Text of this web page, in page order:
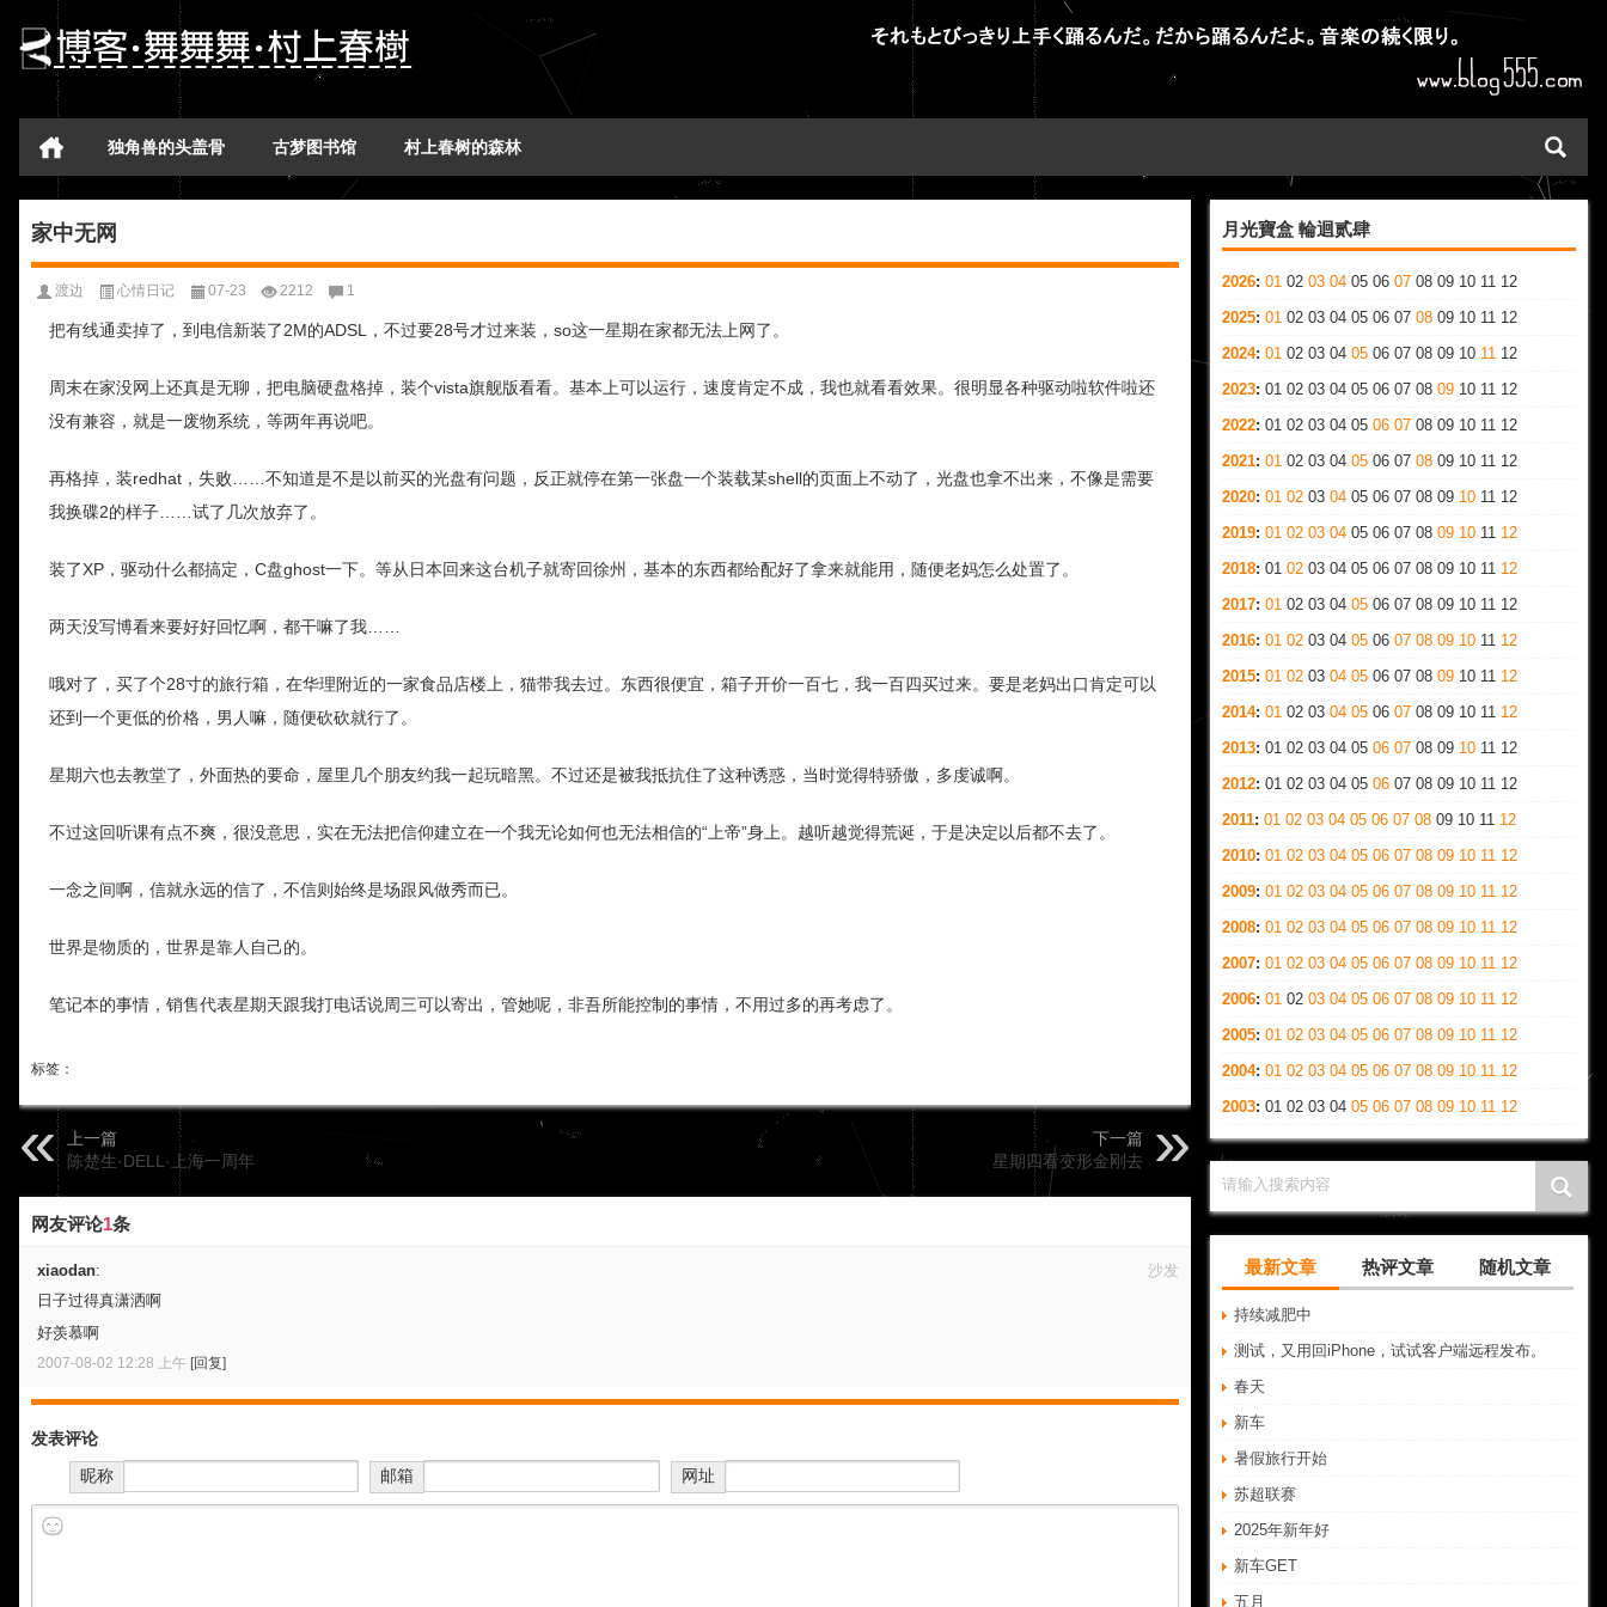
独角兽的头盖骨 古梦图书馆 村上春树的森林
月光寶盒 輪迴贰肆
2026: 01 02 03 04 05 06 07 08 09 10 11 12
2025: 01 02 03 04 05 06 07 08 09 10 11 12
2024: 01 02 03 04 05 06 07 08 09 10 11 12
2023: 01 02 03 04 05 06 07 08 09 10 11 12
2022: 01 02 03 04 05 06 07 08 09 10 11 12
2021: 01 02 03 04 05 06 07 08 09 10 11 12
2020: 01 02 03 04 05 06 07 08 09 10 11 12
2019: 01 02 03 04 05 06 07 08 09 10 11 12
2018: 01 02 03 04 05 06 07 08 09 10 11 12
2017: 01 02 03 04 05 06 07 08 09 10 11 12
2016: 01 02 03 04 05 06 07 08 09 10 11 12
2015: 01 02 03 04 05 06 07 08 09 10 11 12
2014: 01 02 03 04 05 06 07 08 09 10 11 12
2013: 01 02 03 04 05 06 07 08 09 10 11 12
2012: 01 02 03 04 05 06 07 08 09 10 11 12
2011: 01 02 03 04 05 06 07 08 09 10 11 12
2010: 01 02 03 04 05 06 07 08 09 10 11 12
2009: 01 02 03 04 05 06 07 08 09 10 11 12
2008: 01 02 03 04 05 06 07 08 09 10 11 12
2007: 01 02 03 04 05 06 07 08 09 10 11 12
2006: 01 02 03 04 05 06 07 08 09 10 11 12
2005: 01 02 03 04 05 06 07 08 09 10 11 12
2004: 01 02 03 04 05 06 07 08 09 10 11 12
2003: 01 02 03 04 05 06 07 08 09 10 11 12
请输入搜索内容
最新文章 热评文章 随机文章
持续减肥中
测试，又用回iPhone，试试客户端远程发布。
春天
新车
暑假旅行开始
苏超联赛
2025年新年好
新车GET
五月
家中无网
渡边 心情日记 07-23 2212 1
把有线通卖掉了，到电信新装了2M的ADSL，不过要28号才过来装，so这一星期在家都无法上网了。
周末在家没网上还真是无聊，把电脑硬盘格掉，装个vista旗舰版看看。基本上可以运行，速度肯定不成，我也就看看效果。很明显各种驱动啦软件啦还
没有兼容，就是一废物系统，等两年再说吧。
再格掉，装redhat，失败……不知道是不是以前买的光盘有问题，反正就停在第一张盘一个装载某shell的页面上不动了，光盘也拿不出来，不像是需要
我换碟2的样子……试了几次放弃了。
装了XP，驱动什么都搞定，C盘ghost一下。等从日本回来这台机子就寄回徐州，基本的东西都给配好了拿来就能用，随便老妈怎么处置了。
两天没写博看来要好好回忆啊，都干嘛了我……
哦对了，买了个28寸的旅行箱，在华理附近的一家食品店楼上，猫带我去过。东西很便宜，箱子开价一百七，我一百四买过来。要是老妈出口肯定可以
还到一个更低的价格，男人嘛，随便砍砍就行了。
星期六也去教堂了，外面热的要命，屋里几个朋友约我一起玩暗黑。不过还是被我抵抗住了这种诱惑，当时觉得特骄傲，多虔诚啊。
不过这回听课有点不爽，很没意思，实在无法把信仰建立在一个我无论如何也无法相信的“上帝”身上。越听越觉得荒诞，于是决定以后都不去了。
一念之间啊，信就永远的信了，不信则始终是场跟风做秀而已。
世界是物质的，世界是靠人自己的。
笔记本的事情，销售代表星期天跟我打电话说周三可以寄出，管她呢，非吾所能控制的事情，不用过多的再考虑了。
标签：
上一篇
陈楚生·DELL·上海一周年
下一篇
星期四看变形金刚去
网友评论1条
沙发
xiaodan:
日子过得真潇洒啊
好羡慕啊
2007-08-02 12:28 上午 [回复]
发表评论
昵称
邮箱 网址